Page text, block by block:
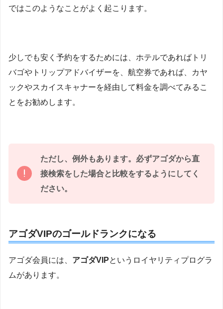
ではこのようなことがよく起こります。
少しでも安く予約をするためには、ホテルであればトリ
バゴやトリップアドバイザーを、航空券であれば、カヤ
ックやスカイスキャナーを経由して料金を調べてみるこ
とをお勧めします。
ただし、例外もあります。必ずアゴダから直
接検索をした場合と比較をするようにしてく
ださい。
アゴダVIPのゴールドランクになる
アゴダ会員には、 アゴダVIPというロイヤリティプログラ
ムがあります。